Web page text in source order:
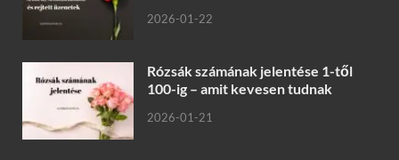
2026-01-22
Rózsák számának jelentése 1-től
100-ig – amit kevesen tudnak
2026-01-21